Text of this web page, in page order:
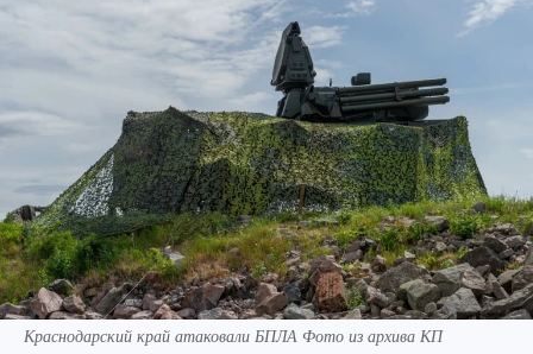
Краснодарский край атаковали БПЛА Фото из архива КП